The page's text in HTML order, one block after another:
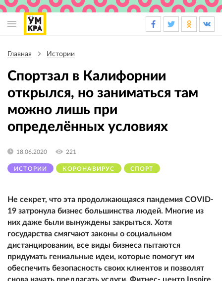
навигации
Главная Истории
Спортзал в Калифорнии
открылся, но заниматься там
можно лишь при
определённых условиях
ИСТОРИИ КОРОНАВИРУС СПОРТ
18.06.2020 221
Не секрет, что эта продолжающаяся пандемия COVID-
19 затронула бизнес большинства людей. Многие из
них даже были вынуждены закрыться. Хотя
государства смягчают законы о социальном
дистанцировании, все виды бизнеса пытаются
придумать гениальные идеи, которые помогут им
обеспечить безопасность своих клиентов и позволят
снова начать предлагать услуги. Фитнес- центр Inspire